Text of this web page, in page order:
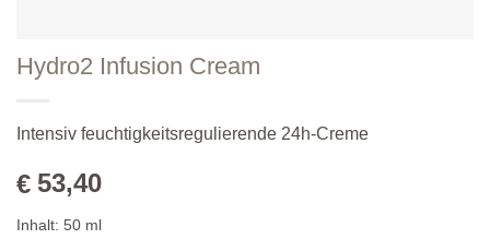
Hydro2 Infusion Cream
Intensiv feuchtigkeitsregulierende 24h-Creme
€ 53,40
Inhalt: 50 ml